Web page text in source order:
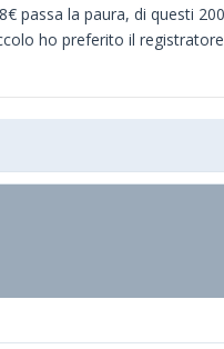
la paura, di questi
ho preferito il